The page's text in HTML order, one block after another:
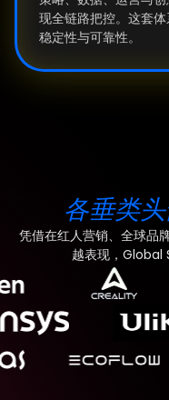
现全链路把控。这套
稳定性与可靠性。
各垂类
凭借在红人营销、全球品
越表现，Global